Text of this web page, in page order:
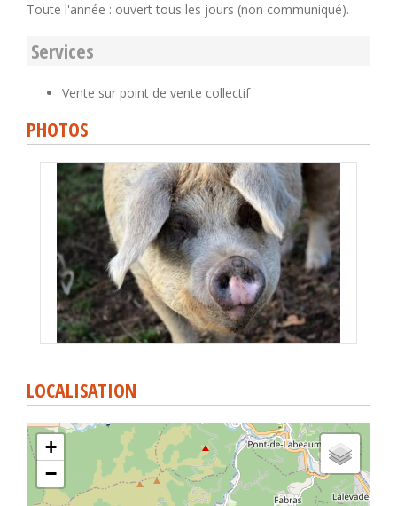
Toute l'année : ouvert tous les jours (non communiqué).
Services
Vente sur point de vente collectif
PHOTOS
LOCALISATION
+
−